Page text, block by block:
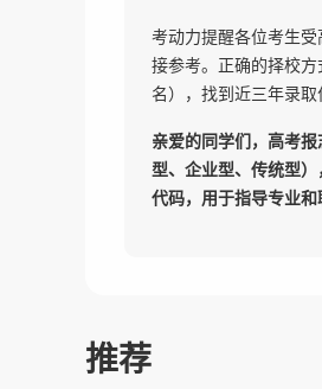
考动力提醒各位考生
接参考。正确的择校
名），找到近三年录取
亲爱的同学们，高考
型、企业型、传统型
代码，用于指导专业和
推荐